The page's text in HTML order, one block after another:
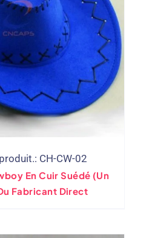
CH-CW-02
En Cuir Suédé (Un
Côté) Du Fabricant Direct